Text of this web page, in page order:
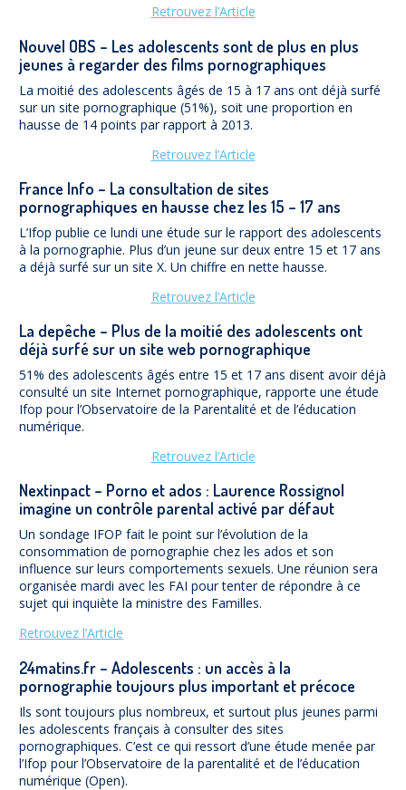
Retrouvez l’Article
Nouvel OBS – Les adolescents sont de plus en plus
jeunes à regarder des films pornographiques
La moitié des adolescents âgés de 15 à 17 ans ont déjà surfé
sur un site pornographique (51%), soit une proportion en
hausse de 14 points par rapport à 2013.
Retrouvez l’Article
France Info – La consultation de sites
pornographiques en hausse chez les 15 – 17 ans
L’Ifop publie ce lundi une étude sur le rapport des adolescents
à la pornographie. Plus d’un jeune sur deux entre 15 et 17 ans
a déjà surfé sur un site X. Un chiffre en nette hausse.
Retrouvez l’Article
La depêche – Plus de la moitié des adolescents ont
déjà surfé sur un site web pornographique
51% des adolescents âgés entre 15 et 17 ans disent avoir déjà
consulté un site Internet pornographique, rapporte une étude
Ifop pour l’Observatoire de la Parentalité et de l’éducation
numérique.
Retrouvez l’Article
Nextinpact – Porno et ados : Laurence Rossignol
imagine un contrôle parental activé par défaut
Un sondage IFOP fait le point sur l’évolution de la
consommation de pornographie chez les ados et son
influence sur leurs comportements sexuels. Une réunion sera
organisée mardi avec les FAI pour tenter de répondre à ce
sujet qui inquiète la ministre des Familles.
Retrouvez l’Article
24matins.fr – Adolescents : un accès à la
pornographie toujours plus important et précoce
Ils sont toujours plus nombreux, et surtout plus jeunes parmi
les adolescents français à consulter des sites
pornographiques. C’est ce qui ressort d’une étude menée par
l’Ifop pour l’Observatoire de la parentalité et de l’éducation
numérique (Open).